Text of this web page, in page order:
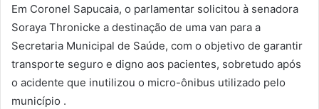
Em Coronel Sapucaia, o parlamentar solicitou à senadora
Soraya Thronicke a destinação de uma van para a
Secretaria Municipal de Saúde, com o objetivo de garantir
transporte seguro e digno aos pacientes, sobretudo após
o acidente que inutilizou o micro-ônibus utilizado pelo
município .